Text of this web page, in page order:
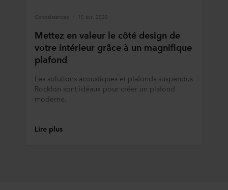
Connaissances 15 avr. 2020
Mettez en valeur le côté design de
votre intérieur grâce à un magnifique
plafond
Les solutions acoustiques et plafonds suspendus
Rockfon sont idéaux pour créer un plafond
moderne.
Lire plus